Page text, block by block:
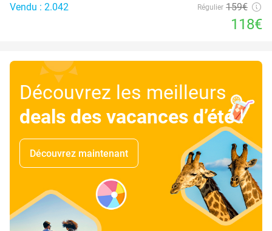
Vendu : 2.042
Régulier 159€
118€
Découvrez les meilleurs
deals des vacances d’été!
Découvrez maintenant